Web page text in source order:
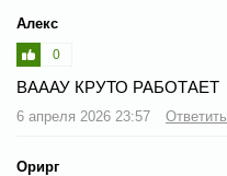
Алекс
0
ВАААУ КРУТО РАБОТАЕТ
6 апреля 2026 23:57 Ответить
Орирг